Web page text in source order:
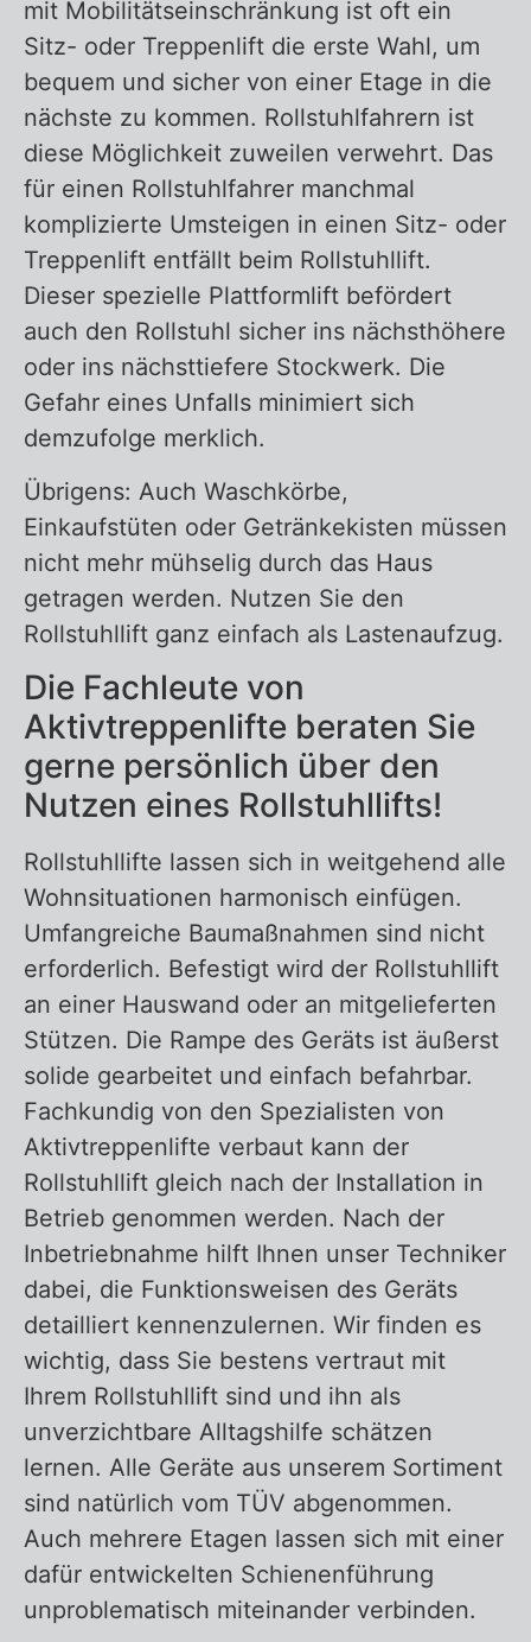
mit Mobilitätseinschränkung ist oft ein
Sitz- oder Treppenlift die erste Wahl, um
bequem und sicher von einer Etage in die
nächste zu kommen. Rollstuhlfahrern ist
diese Möglichkeit zuweilen verwehrt. Das
für einen Rollstuhlfahrer manchmal
komplizierte Umsteigen in einen Sitz- oder
Treppenlift entfällt beim Rollstuhllift.
Dieser spezielle Plattformlift befördert
auch den Rollstuhl sicher ins nächsthöhere
oder ins nächsttiefere Stockwerk. Die
Gefahr eines Unfalls minimiert sich
demzufolge merklich.
Übrigens: Auch Waschkörbe,
Einkaufstüten oder Getränkekisten müssen
nicht mehr mühselig durch das Haus
getragen werden. Nutzen Sie den
Rollstuhllift ganz einfach als Lastenaufzug.
Die Fachleute von
Aktivtreppenlifte beraten Sie
gerne persönlich über den
Nutzen eines Rollstuhllifts!
Rollstuhllifte lassen sich in weitgehend alle
Wohnsituationen harmonisch einfügen.
Umfangreiche Baumaßnahmen sind nicht
erforderlich. Befestigt wird der Rollstuhllift
an einer Hauswand oder an mitgelieferten
Stützen. Die Rampe des Geräts ist äußerst
solide gearbeitet und einfach befahrbar.
Fachkundig von den Spezialisten von
Aktivtreppenlifte verbaut kann der
Rollstuhllift gleich nach der Installation in
Betrieb genommen werden. Nach der
Inbetriebnahme hilft Ihnen unser Techniker
dabei, die Funktionsweisen des Geräts
detailliert kennenzulernen. Wir finden es
wichtig, dass Sie bestens vertraut mit
Ihrem Rollstuhllift sind und ihn als
unverzichtbare Alltagshilfe schätzen
lernen. Alle Geräte aus unserem Sortiment
sind natürlich vom TÜV abgenommen.
Auch mehrere Etagen lassen sich mit einer
dafür entwickelten Schienenführung
unproblematisch miteinander verbinden.